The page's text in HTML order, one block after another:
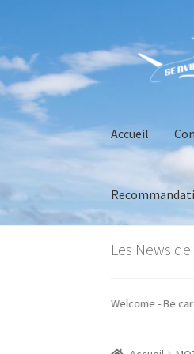
Aller
à
Aller
au
contenu
Accueil
Accueil
Les News
prix sont indiqués hors taxes -